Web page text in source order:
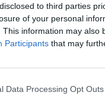
to third parties
of your personal
This information may also
Participants that may
Data Processing Opt Outs